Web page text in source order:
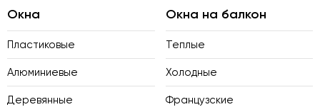
Окна
Пластиковые
Алюминиевые
Деревянные
Окна на балкон
Теплые
Холодные
Французские